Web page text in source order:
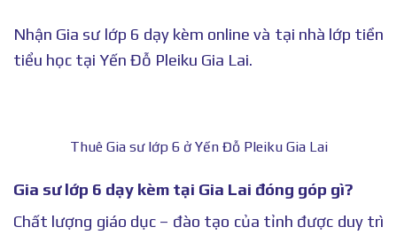
Nhận Gia sư lớp 6 dạy kèm online và tại nhà lớp tiền
tiểu học tại Yến Đỗ Pleiku Gia Lai.
Thuê Gia sư lớp 6 ở Yến Đỗ Pleiku Gia Lai
Gia sư lớp 6 dạy kèm tại Gia Lai đóng góp gì?
Chất lượng giáo dục – đào tạo của tỉnh được duy trì